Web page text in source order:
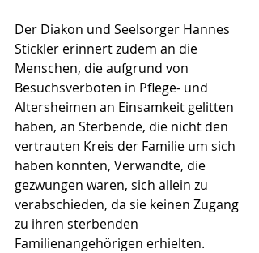
Der Diakon und Seelsorger Hannes
Stickler erinnert zudem an die
Menschen, die aufgrund von
Besuchsverboten in Pflege- und
Altersheimen an Einsamkeit gelitten
haben, an Sterbende, die nicht den
vertrauten Kreis der Familie um sich
haben konnten, Verwandte, die
gezwungen waren, sich allein zu
verabschieden, da sie keinen Zugang
zu ihren sterbenden
Familienangehörigen erhielten.